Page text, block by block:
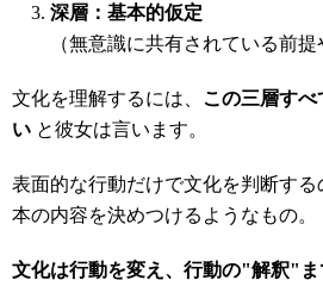
深層：基本的仮定
（無意識に共有されている前提
文化を理解するには、 この三層す
い と彼女は言います。
表面的な行動だけで文化を判断す
本の内容を決めつけるようなもの。
文化は行動を変え、行動の"解釈"